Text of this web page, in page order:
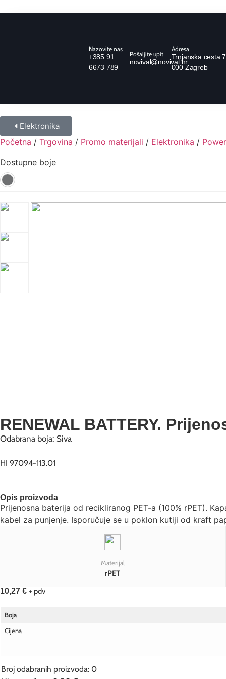
Nazovite nas
+385 91
6673 789
Pošaljite upit
novival@novival.hr
Adresa
Trnjanska cesta
000 Zagreb
Elektronika
Početna / Trgovina / Promo materijali / Elektronika /
Dostupne boje
RENEWAL BATTERY.
Odabrana boja: Siva
HI 97094-113.01
Opis proizvoda
Prijenosna baterija od recikliranog PET-a (100% rPET).
kabel za punjenje. Isporučuje se u poklon kutiji od kraft
Materijal
rPET
10,27 € + pdv
Boja
Cijena
Broj odabranih proizvoda: 0